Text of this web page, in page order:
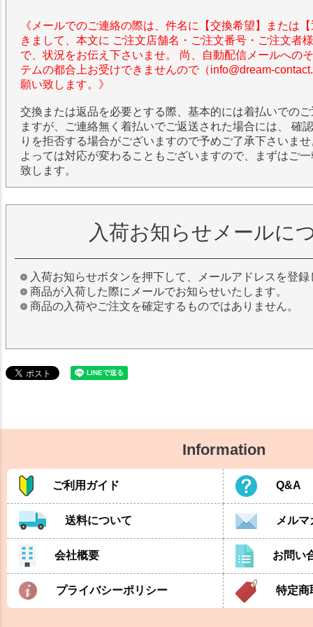
《メールでのご連絡の際は、件名に【交換希望】または
きまして、本文に ご注文店舗名・ご注文番号・ご注文者
で、状況をお伝え下さいませ。 尚、自動配信メールへの
テムの都合上お受けできませんので（info@dream-
願い致します。》
交換または返品を必要とする際、基本的には着払いでの
ますが、ご連絡無く着払いでご返送された場合には、 確
りを拒否する場合がございますので予めご了承下さいま
よっては対応が変わることもございますので、まずはご
致します。
入荷お知らせメールに
入荷お知らせボタンを押下して、メールアドレスを登
商品が入荷した際にメールでお知らせいたします。
商品の入荷やご注文を確定するものではありません。
Information
ご利用ガイド Q&A
送料について メル
会社概要 お問い
プライバシーポリシー 特定商